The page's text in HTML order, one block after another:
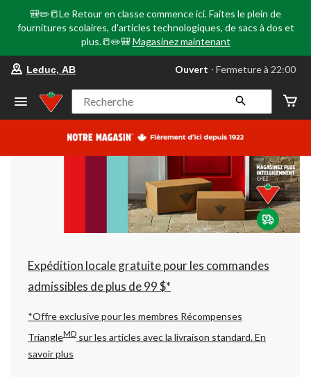
🎒✏️📒Le Retour en classe commence ici. Faites le plein de
fournitures scolaires, d'articles technologiques, de sacs à dos et
plus.📒✏️🎒 Magasinez maintenant
votre
préféré
Leduc,
AB,
courament
Fermeture
à
22:00
cliquer
pour
changer
Leduc, AB Ouvert ⋅ Fermeture à 22:00
Recherche
Expédition locale gratuite pour les commandes
admissibles de plus de 99 $*
*Offre exclusive pour les membres Récompenses
TriangleMD sur les articles avec la livraison standard.En
savoir plus